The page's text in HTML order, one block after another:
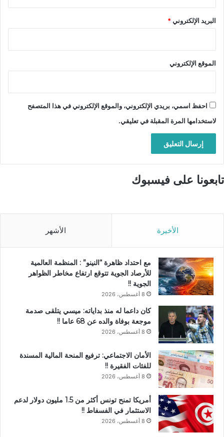
البريد الإلكتروني*
الموقع الإلكتروني
احفظ اسمي، بريدي الإلكتروني، والموقع الإلكتروني في هذا المتصفح
لاستخدامها المرة المقبلة في تعليقي.
تابعونا على فيسبوك
الأخيرة الأشهر
مع احتداد ظاهرة “النينو” : المنظمة العالمية
للأرصاد الجوية تتوقع ارتفاع مخاطر الظواهر
الجوية !!
8 أغسطس، 2026
كان داعما له منذ بداياته: ميسي يتلقى صدمة
موجعة بوفاة والده عن 68 عاما !!
8 أغسطس، 2026
الأمان الاجتماعي: ترفيع المنحة المالية المسندة
للفئات الفقيرة !!
8 أغسطس، 2026
أمريكا تمنح تونس أكثر من 1.5 مليون دولار لدعم
الاستثمار في الفسفاط !!
8 أغسطس، 2026